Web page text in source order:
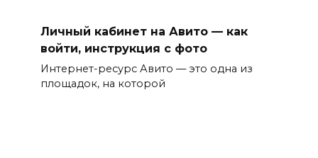
Личный кабинет на Авито — как
войти, инструкция с фото
Интернет-ресурс Авито — это одна из
площадок, на которой